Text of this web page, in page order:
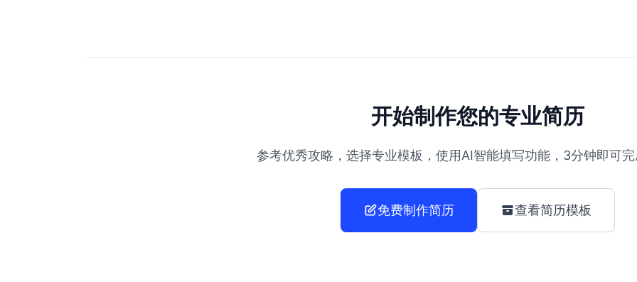
开始制作您的专业简历
参考优秀攻略，选择专业模板，使用AI智能填写功能，3分钟即可
免费制作简历 查看简历模板